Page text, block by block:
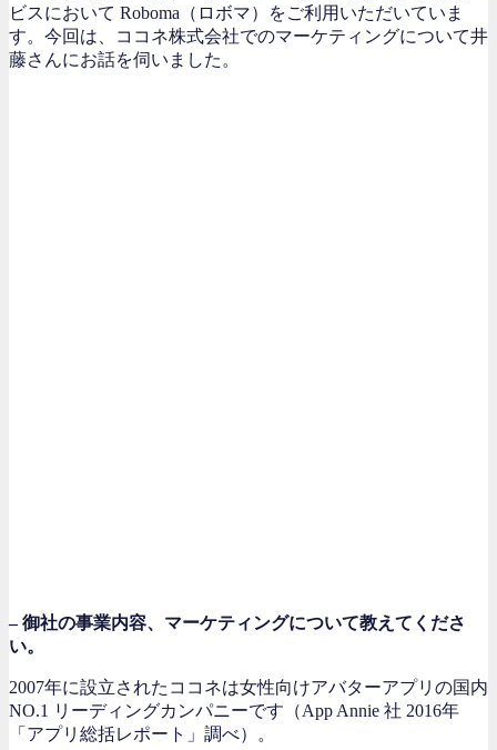
ビスにおいて Roboma（ロボマ）をご利用いただいていま
す。今回は、ココネ株式会社でのマーケティングについて井
藤さんにお話を伺いました。
– 御社の事業内容、マーケティングについて教えてくださ
い。
2007年に設立されたココネは女性向けアバターアプリの国内
NO.1 リーディングカンパニーです（App Annie 社 2016年
「アプリ総括レポート」調べ）。